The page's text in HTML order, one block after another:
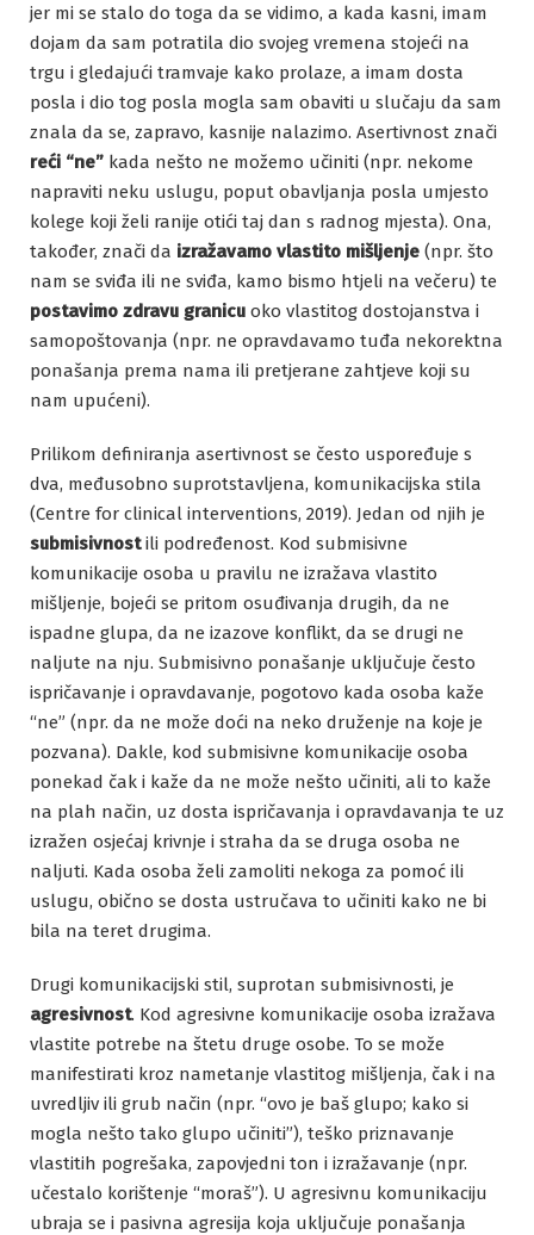
jer mi se stalo do toga da se vidimo, a kada kasni, imam
dojam da sam potratila dio svojeg vremena stojeći na
trgu i gledajući tramvaje kako prolaze, a imam dosta
posla i dio tog posla mogla sam obaviti u slučaju da sam
znala da se, zapravo, kasnije nalazimo. Asertivnost znači
reći “ne” kada nešto ne možemo učiniti (npr. nekome
napraviti neku uslugu, poput obavljanja posla umjesto
kolege koji želi ranije otići taj dan s radnog mjesta). Ona,
također, znači da izražavamo vlastito mišljenje (npr. što
nam se sviđa ili ne sviđa, kamo bismo htjeli na večeru) te
postavimo zdravu granicu oko vlastitog dostojanstva i
samopoštovanja (npr. ne opravdavamo tuđa nekorektna
ponašanja prema nama ili pretjerane zahtjeve koji su
nam upućeni).
Prilikom definiranja asertivnost se često uspoređuje s
dva, međusobno suprotstavljena, komunikacijska stila
(Centre for clinical interventions, 2019). Jedan od njih je
submisivnostili podređenost. Kod submisivne
komunikacije osoba u pravilu ne izražava vlastito
mišljenje, bojeći se pritom osuđivanja drugih, da ne
ispadne glupa, da ne izazove konflikt, da se drugi ne
naljute na nju. Submisivno ponašanje uključuje često
ispričavanje i opravdavanje, pogotovo kada osoba kaže
“ne” (npr. da ne može doći na neko druženje na koje je
pozvana). Dakle, kod submisivne komunikacije osoba
ponekad čak i kaže da ne može nešto učiniti, ali to kaže
na plah način, uz dosta ispričavanja i opravdavanja te uz
izražen osjećaj krivnje i straha da se druga osoba ne
naljuti. Kada osoba želi zamoliti nekoga za pomoć ili
uslugu, obično se dosta ustručava to učiniti kako ne bi
bila na teret drugima.
Drugi komunikacijski stil, suprotan submisivnosti, je
agresivnost. Kod agresivne komunikacije osoba izražava
vlastite potrebe na štetu druge osobe. To se može
manifestirati kroz nametanje vlastitog mišljenja, čak i na
uvredljiv ili grub način (npr. “ovo je baš glupo; kako si
mogla nešto tako glupo učiniti”), teško priznavanje
vlastitih pogrešaka, zapovjedni ton i izražavanje (npr.
učestalo korištenje “moraš”). U agresivnu komunikaciju
ubraja se i pasivna agresija koja uključuje ponašanja